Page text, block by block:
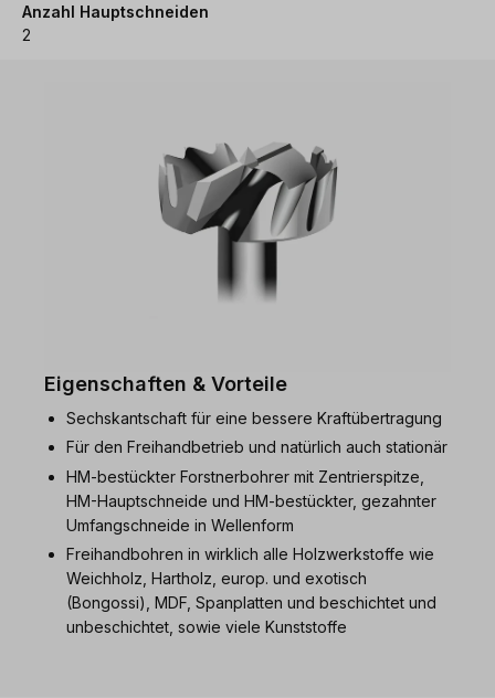
Anzahl Hauptschneiden
2
Eigenschaften & Vorteile
Sechskantschaft für eine bessere Kraftübertragung
Für den Freihandbetrieb und natürlich auch stationär
HM-bestückter Forstnerbohrer mit Zentrierspitze,
HM-Hauptschneide und HM-bestückter, gezahnter
Umfangschneide in Wellenform
Freihandbohren in wirklich alle Holzwerkstoffe wie
Weichholz, Hartholz, europ. und exotisch
(Bongossi), MDF, Spanplatten und beschichtet und
unbeschichtet, sowie viele Kunststoffe